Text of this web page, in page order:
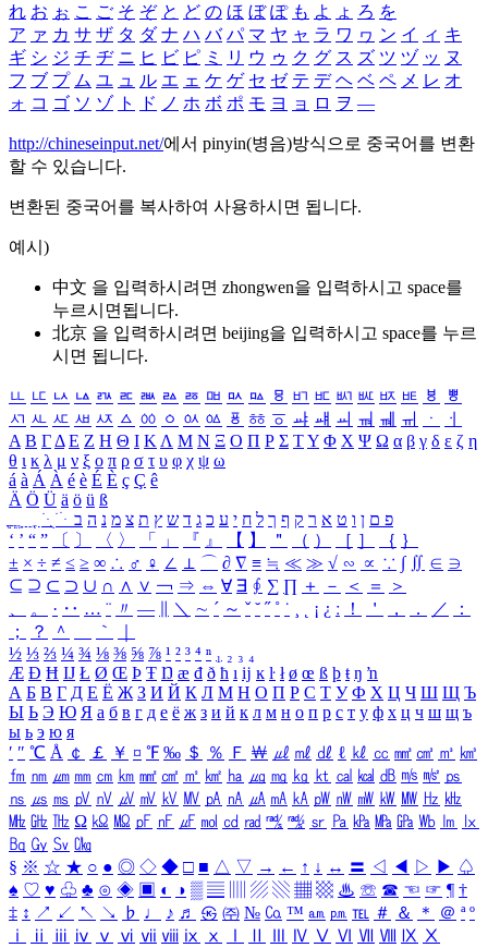
れ お ぉ こ ご そ ぞ と ど の ほ ぼ ぽ も よ ょ ろ を
ア ァ カ サ ザ タ ダ ナ ハ バ パ マ ヤ ャ ラ ワ ヮ ン イ ィ キ
ギ シ ジ チ ヂ ニ ヒ ビ ピ ミ リ ウ ゥ ク グ ス ズ ツ ヅ ッ ヌ
フ ブ プ ム ユ ュ ル エ ェ ケ ゲ セ ゼ テ デ ヘ ベ ペ メ レ オ
ォ コ ゴ ソ ゾ ト ド ノ ホ ボ ポ モ ヨ ョ ロ ヲ ―
http://chineseinput.net/에서 pinyin(병음)방식으로 중국어를 변환
할 수 있습니다.
변환된 중국어를 복사하여 사용하시면 됩니다.
예시)
中文 을 입력하시려면 zhongwen을 입력하시고 space를
누르시면됩니다.
北京 을 입력하시려면 beijing을 입력하시고 space를 누르
시면 됩니다.
ㅥ ㅦ ㅧ ㅨ ㅩ ㅪ ㅫ ㅬ ㅭ ㅮ ㅯ ㅰ ㅱ ㅲ ㅳ ㅴ ㅵ ㅶ ㅷ ㅸ
ㅹ
ㅺ ㅻ ㅼ ㅽ ㅾ ㅿ ㆀ ㆁ ㆂ ㆃ ㆄ ㆅ ㆆ ㆇ ㆈ ㆉ ㆊ ㆋ ㆌ ㆍ
ㆎ
Α Β ΓΔ Ε Ζ Η Θ Ι ΚΛ Μ Ν Ξ Ο Π Ρ Σ ΤΥ Φ Χ Ψ Ω α β γ δ ε ζ η
θ ι κ λ μ ν ξ ο π ρ σ τ υ φ χ ψ ω
á à Á À é è É È ç Ç ê
Ä Ö Ü ä ö ü ß
ִֶֹ ֻּ ׁׂ פ ם ן ו ט א ר ק ף ך ל ח י ע כ ג ד ש ץ ת צ מ נ ה ב
‘ ’ “ ” 〔 〕 〈 〉 「 」 『 』 【 】 ＂ （ ） ［ ］ ｛ ｝
± × ÷ ≠ ≤ ≥ ∞ ∴ ♂ ♀ ∠ ⊥ ⌒ ∂ ∇ ≡ ≒ ≪ ≫ √ ∽ ∝ ∵ ∫ ∬ ∈ ∋
⊆ ⊇ ⊂ ⊃ ∪ ∩ ∧ ∨ ￢ ⇒ ⇔ ∀ ∃ ∮ ∑ ∏ ＋ － ＜ ＝
＞
、
。 · ‥ … ¨ 〃 ― ＼ ∼ ´ ～ ˇ ˘ ˝ ˚ ˙ ¸ ¡ ¿ ː ！ ＇ ， ． ／
：
；
？ ＾ ｀
½ ⅓ ⅔ ¼ ¾ ⅛ ⅜ ⅝ ⅞ ¹ ² ³ ⁴ ⁿ ₁ ₂ ₃ ₄
Æ Ð Ħ Ĳ Ł Ø Œ Þ Ŧ Ŋ æ đ ð ħ ı ĳ ĸ ŀ ł ø œ ß þ ŧ ŋ ŉ
А Б В Г Д Е Ё Ж З И Й К Л М Н О П Р С Т У Ф Х Ц Ч Ш Щ Ъ
Ы Ь Э Ю Я а б в г д е ё ж з и й к л м н о п р с т у ф х ц ч ш щ ъ
ы ь э ю я
′ ″ ℃ Å ￠ ￡ ￥ ¤ ℉ ‰ ＄ ％ Ｆ ￦ ㎕ ㎖ ㎗ ℓ ㎘ ㏄ ㎣ ㎤ ㎥ ㎦
㎙ ㎚ ㎛ ㎜ ㎝ ㎞ ㎟ ㎠ ㎡ ㎢ ㏊ ㎍ ㎎ ㎏ ㏏ ㎈ ㎉ ㏈ ㎧ ㎨ ㎰
㎱ ㎲ ㎳ ㎴ ㎵ ㎶ ㎷ ㎸ ㎹ ㎀ ㎁ ㎂ ㎃ ㎄ ㎺ ㎻ ㎽ ㎾ ㎿ ㎐ ㎑
㎒ ㎓ ㎔ Ω ㏀ ㏁ ㎊ ㎋ ㎌ ㏖ ㏅ ㎭ ㎮ ㎯ ㏛ ㎩ ㎪ ㎫ ㎬ ㏝ ㏐
㏓
㏃ ㏉ ㏜ ㏆
§ ※ ☆ ★ ○ ● ◎ ◇ ◆ □ ■ △ ▽ → ← ↑ ↓ ↔ 〓 ◁ ◀ ▷ ▶ ♤
♠ ♡ ♥ ♧ ♣ ⊙ ◈ ▣ ◐ ◑ ▒ ▤ ▨ ▧ ▦ ▩ ♨ ☏ ☎ ☜ ☞ ¶ †
‡ ↕ ↗ ↙ ↖ ↘ ♭ ♩ ♪ ♬ ㉿ ㈜ № ㏇ ™ ㏂ ㏘ ℡ ＃ ＆ ＊ ＠ ª º
ⅰ
ⅱ ⅲ ⅳ ⅴ ⅵ ⅶ ⅷ ⅸ ⅹ Ⅳ Ⅴ Ⅵ Ⅶ Ⅷ Ⅸ Ⅹ